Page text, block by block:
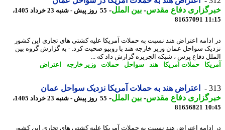
دفاع مقدس-بین الملل-
55 روز پیش - شنبه 23 خرداد 1405،
81657091
اعتراض هند نسبت به حملات آمریکا علیه کشتی های تجاری این کشور
سواحل عمان وزیر خارجه هند با روبیو صحبت کرد. - به گزارش گروه بین
دفاع پرس ، شبکه الجزیره گزارش داد که ...
- حملات آمریکا- هند-سواحل-حملات-وزیر خارجه-اعتراض
اعتراض هند به حملات آمریکا نزدیک سواحل عمان
دفاع مقدس-بین الملل-
55 روز پیش - شنبه 23 خرداد 1405،
81656821
اعتراض هند نسبت به حملات آمریکا علیه کشتی های تجاری این کشور